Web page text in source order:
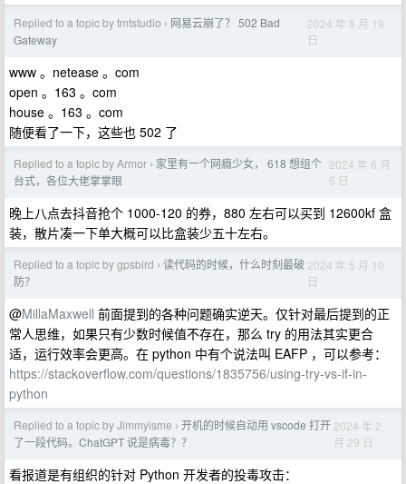
Replied to a topic by tmtstudio › 网易云崩了？ 502 Bad
Gateway
2024 年 8 月 19
日
www 。netease 。com
open 。163 。com
house 。163 。com
随便看了一下，这些也 502 了
Replied to a topic by Armor › 家里有一个网瘾少女， 618 想组个
台式，各位大佬掌掌眼
2024 年 6 月
5 日
晚上八点去抖音抢个 1000-120 的券，880 左右可以买到 12600kf 盒
装，散片凑一下单大概可以比盒装少五十左右。
Replied to a topic by gpsbird › 读代码的时候，什么时刻最破
防？
2024 年 5 月 10
日
@MillaMaxwell 前面提到的各种问题确实逆天。仅针对最后提到的正
常人思维，如果只有少数时候值不存在，那么 try 的用法其实更合
适，运行效率会更高。在 python 中有个说法叫 EAFP ，可以参考：
https://stackoverflow.com/questions/1835756/using-try-vs-if-in-
python
Replied to a topic by Jimmyisme › 开机的时候自动用 vscode 打开
了一段代码。ChatGPT 说是病毒？？
2024 年 2
月 29 日
看报道是有组织的针对 Python 开发者的投毒攻击：